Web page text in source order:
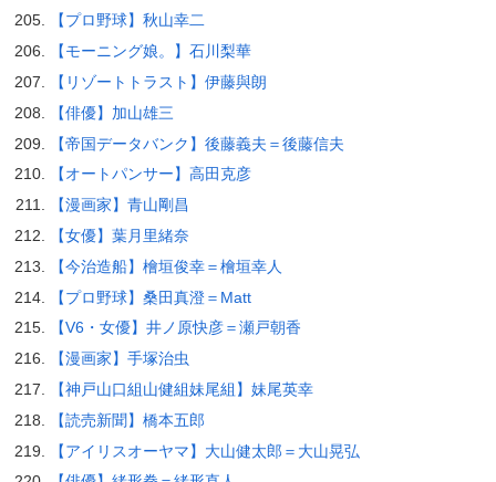
【プロ野球】秋山幸二
【モーニング娘。】石川梨華
【リゾートトラスト】伊藤與朗
【俳優】加山雄三
【帝国データバンク】後藤義夫＝後藤信夫
【オートパンサー】高田克彦
【漫画家】青山剛昌
【女優】葉月里緒奈
【今治造船】檜垣俊幸＝檜垣幸人
【プロ野球】桑田真澄＝Matt
【V6・女優】井ノ原快彦＝瀬戸朝香
【漫画家】手塚治虫
【神戸山口組山健組妹尾組】妹尾英幸
【読売新聞】橋本五郎
【アイリスオーヤマ】大山健太郎＝大山晃弘